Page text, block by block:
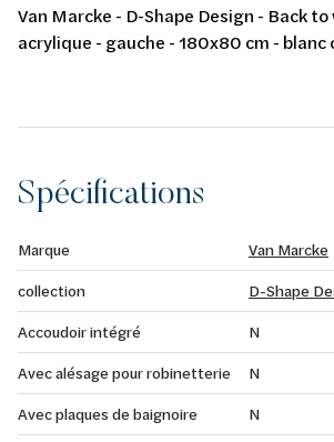
Van Marcke - D-Shape Design - Back to
acrylique - gauche - 180x80 cm - blanc
Spécifications
Marque
Van Marcke
collection
D-Shape
Accoudoir intégré
N
Avec alésage pour robinetterie
N
Avec plaques de baignoire
N